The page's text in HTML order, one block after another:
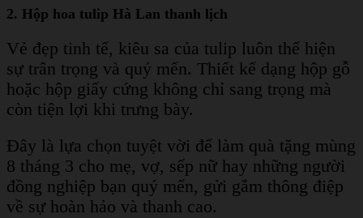
2. Hộp hoa tulip Hà Lan thanh lịch
Vẻ đẹp tinh tế, kiêu sa của tulip luôn thể hiện
sự trân trọng và quý mến. Thiết kế dạng hộp gỗ
hoặc hộp giấy cứng không chỉ sang trọng mà
còn tiện lợi khi trưng bày.
Đây là lựa chọn tuyệt vời để làm quà tặng mùng
8 tháng 3 cho mẹ, vợ, sếp nữ hay những người
đồng nghiệp bạn quý mến, gửi gắm thông điệp
về sự hoàn hảo và thanh cao.